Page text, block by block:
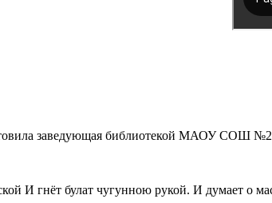
заведующая библиотекой МАОУ СОШ
И гнёт булат чугунною рукой. И думает о